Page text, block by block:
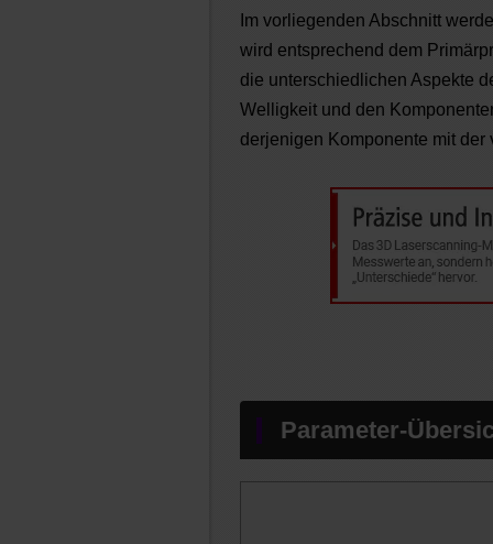
Im vorliegenden Abschnitt
wird entsprechend dem
die unterschiedlichen Aspekte
Welligkeit und den
derjenigen Komponente mit
Parameter-